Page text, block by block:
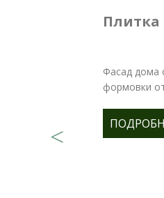
Плитка
Фасад дома
формовки